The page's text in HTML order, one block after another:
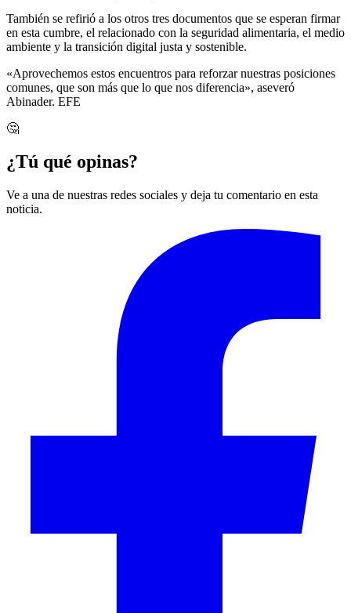
También se refirió a los otros tres documentos que se esperan firmar
en esta cumbre, el relacionado con la seguridad alimentaria, el medio
ambiente y la transición digital justa y sostenible.
«Aprovechemos estos encuentros para reforzar nuestras posiciones
comunes, que son más que lo que nos diferencia», aseveró
Abinader. EFE
🤔
¿Tú qué opinas?
Ve a una de nuestras redes sociales y deja tu comentario en esta
noticia.